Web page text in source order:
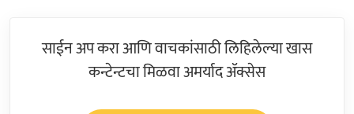
साईन अप करा आणि वाचकांसाठी लिहिलेल्या खास
कन्टेन्टचा मिळवा अमर्याद ॲक्सेस